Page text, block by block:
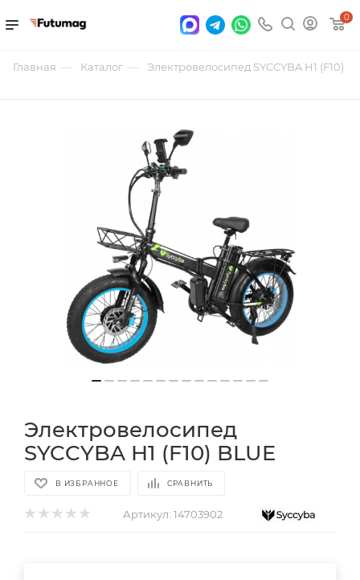
0
Главная — Каталог — Электровелосипед SYCCYBA H1 (F10)
Электровелосипед
SYCCYBA H1 (F10) BLUE
В ИЗБРАННОЕ СРАВНИТЬ
Артикул: 14703902